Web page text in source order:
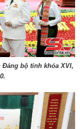
Đảng bộ tỉnh khóa XVI,